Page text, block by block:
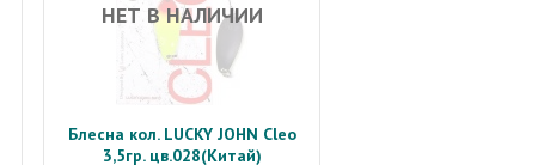
НЕТ В НАЛИЧИИ
Блесна кол. LUCKY JOHN Cleo
3,5гр. цв.028(Китай)